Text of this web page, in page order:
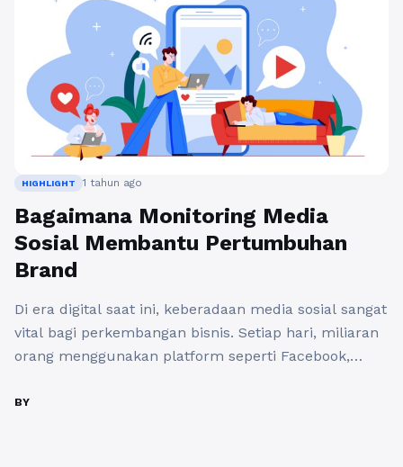
HIGHLIGHT 1 tahun ago
Bagaimana Monitoring Media
Sosial Membantu Pertumbuhan
Brand
Di era digital saat ini, keberadaan media sosial sangat
vital bagi perkembangan bisnis. Setiap hari, miliaran
orang menggunakan platform seperti Facebook,
peran pemantauan media sosial bisnis menjadi
BY